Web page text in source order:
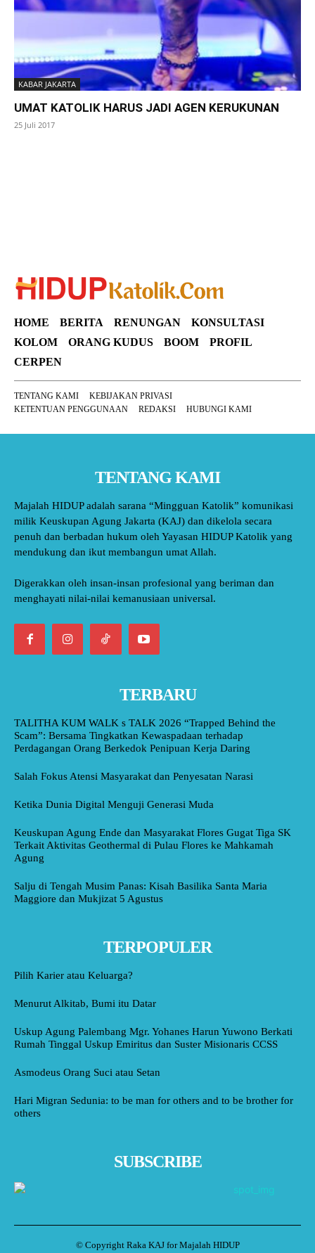
KABAR JAKARTA
UMAT KATOLIK HARUS JADI AGEN KERUKUNAN
25 Juli 2017
HOME BERITA RENUNGAN
KONSULTASI
KOLOM
ORANG KUDUS BOOM
PROFIL
CERPEN
TENTANG KAMI
KEBIJAKAN PRIVASI
KETENTUAN PENGGUNAAN
REDAKSI HUBUNGI KAMI
TENTANG KAMI
Majalah HIDUP adalah sarana “Mingguan Katolik” komunikasi
milik Keuskupan Agung Jakarta (KAJ) dan dikelola secara
penuh dan berbadan hukum oleh Yayasan HIDUP Katolik yang
mendukung dan ikut membangun umat Allah.
Digerakkan oleh insan-insan profesional yang beriman dan
menghayati nilai-nilai kemanusiaan universal.
TERBARU
TALITHA KUM WALK s TALK 2026 “Trapped Behind the
Scam”: Bersama Tingkatkan Kewaspadaan terhadap
Perdagangan Orang Berkedok Penipuan Kerja Daring
Salah Fokus Atensi Masyarakat dan Penyesatan Narasi
Ketika Dunia Digital Menguji Generasi Muda
Keuskupan Agung Ende dan Masyarakat Flores Gugat Tiga SK
Terkait Aktivitas Geothermal di Pulau Flores ke Mahkamah
Agung
Salju di Tengah Musim Panas: Kisah Basilika Santa Maria
Maggiore dan Mukjizat 5 Agustus
TERPOPULER
Pilih Karier atau Keluarga?
Menurut Alkitab, Bumi itu Datar
Uskup Agung Palembang Mgr. Yohanes Harun Yuwono Berkati
Rumah Tinggal Uskup Emiritus dan Suster Misionaris CCSS
Asmodeus Orang Suci atau Setan
Hari Migran Sedunia: to be man for others and to be brother for
others
SUBSCRIBE
© Copyright Raka KAJ for Majalah HIDUP